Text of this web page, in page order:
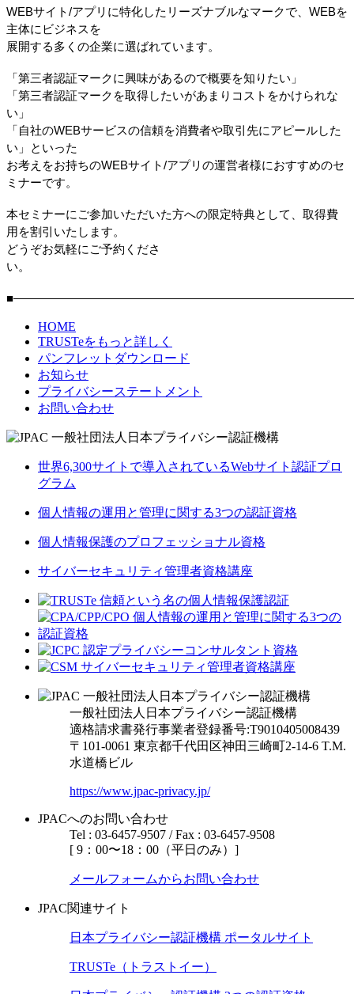
WEBサイト/アプリに特化したリーズナブルなマークで、WEBを
主体にビジネスを
展開する多くの企業に選ばれています。
「第三者認証マークに興味があるので概要を知りたい」
「第三者認証マークを取得したいがあまりコストをかけられな
い」
「自社のWEBサービスの信頼を消費者や取引先にアピールした
い」といった
お考えをお持ちのWEBサイト/アプリの運営者様におすすめのセ
ミナーです。
本セミナーにご参加いただいた方への限定特典として、取得費
用を割引いたします。
どうぞお気軽にご予約くださ
い。
HOME
TRUSTeをもっと詳しく
パンフレットダウンロード
お知らせ
プライバシーステートメント
お問い合わせ
世界6,300サイトで導入されているWebサイト認証プロ
グラム
個人情報の運用と管理に関する3つの認証資格
個人情報保護のプロフェッショナル資格
サイバーセキュリティ管理者資格講座
一般社団法人日本プライバシー認証機構
適格請求書発行事業者登録番号:T9010405008439
〒101-0061 東京都千代田区神田三崎町2-14-6 T.M.
水道橋ビル
https://www.jpac-privacy.jp/
JPACへのお問い合わせ
Tel : 03-6457-9507 / Fax : 03-6457-9508
[ 9：00〜18：00（平日のみ）]
メールフォームからお問い合わせ
JPAC関連サイト
日本プライバシー認証機構 ポータルサイト
TRUSTe（トラストイー）